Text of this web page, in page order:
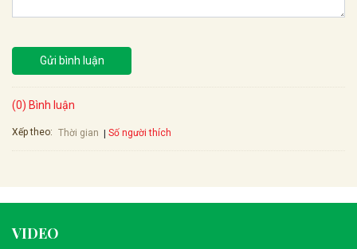
Gửi bình luận
(0) Bình luận
Xếp theo: Thời gian Số người thích
VIDEO